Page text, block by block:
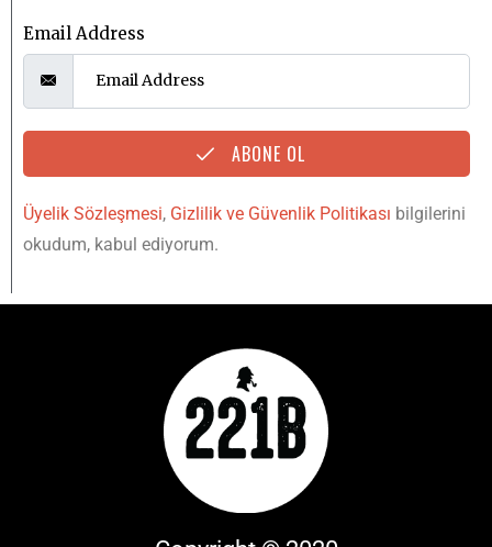
Email Address
ABONE OL
Üyelik Sözleşmesi, Gizlilik ve Güvenlik Politikası bilgilerini
okudum, kabul ediyorum.